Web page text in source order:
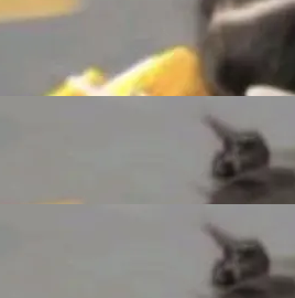
次操作，...
技巨头相比，Spa
人瞩目。然而，支
出截然不同的面
主要依托充沛的经
型。一句话概括：
install.
目里自动规划、写
具。 据介绍，Muse
台 agent。这些后
知识图谱校
拥有全局视野。整个
：建图 → 控制难度
Mooncake TENT。